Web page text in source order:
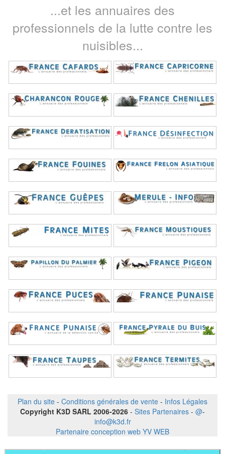
...et les annuaires des
professionnels de la lutte contre les
nuisibles...
Plan du site - Conditions générales de vente - Infos Légales
Copyright K3D SARL 2006-2026 - Sites Partenaires - @-
info@k3d.fr
Partenaire conception web YV WEB